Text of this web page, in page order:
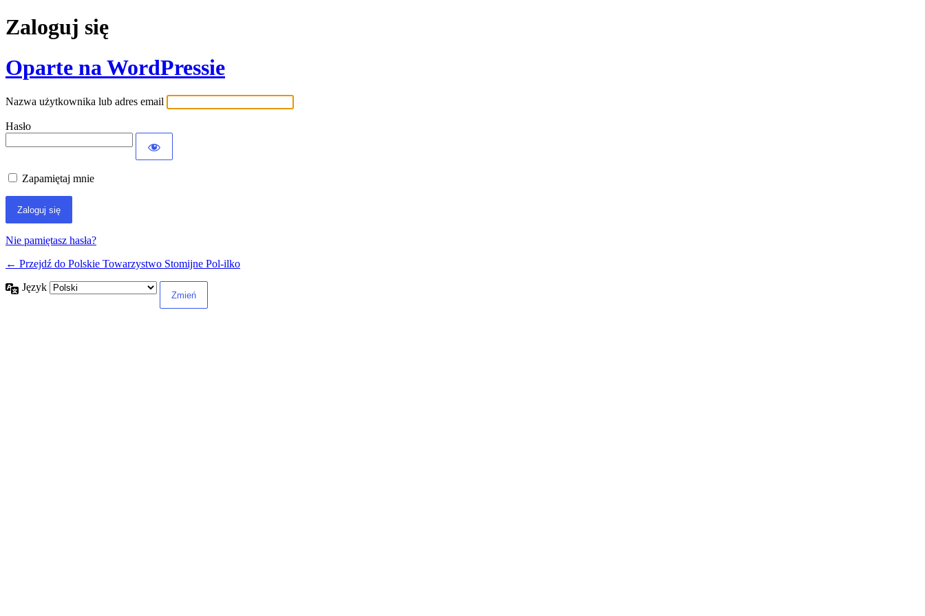
Zaloguj się
Oparte na WordPressie
Nazwa użytkownika lub adres email
Hasło
Zapamiętaj mnie
Nie pamiętasz hasła?
← Przejdź do Polskie Towarzystwo Stomijne Pol-ilko
Język